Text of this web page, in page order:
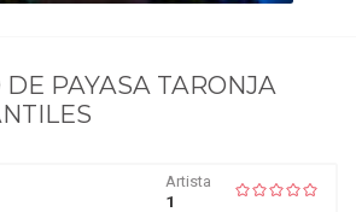
DE PAYASA TARONJA
Artista
1